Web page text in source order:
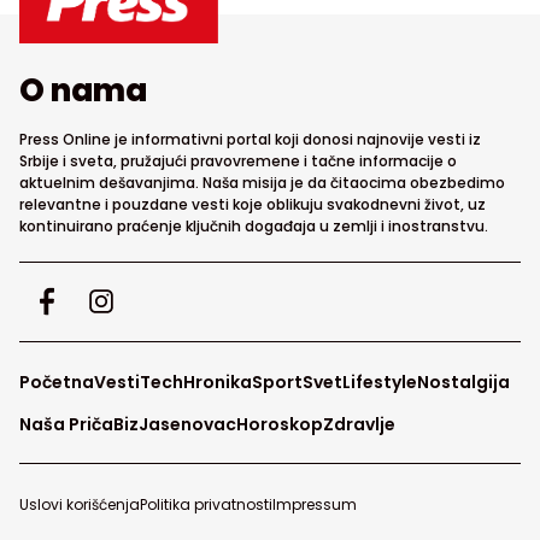
O nama
Press Online je informativni portal koji donosi najnovije vesti iz
Srbije i sveta, pružajući pravovremene i tačne informacije o
aktuelnim dešavanjima. Naša misija je da čitaocima obezbedimo
relevantne i pouzdane vesti koje oblikuju svakodnevni život, uz
kontinuirano praćenje ključnih događaja u zemlji i inostranstvu.
PočetnaVestiTechHronikaSportSvetLifestyleNostalgija
Naša PričaBizJasenovacHoroskopZdravlje
Uslovi korišćenjaPolitika privatnostiImpressum